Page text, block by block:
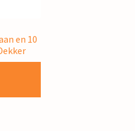
en 10